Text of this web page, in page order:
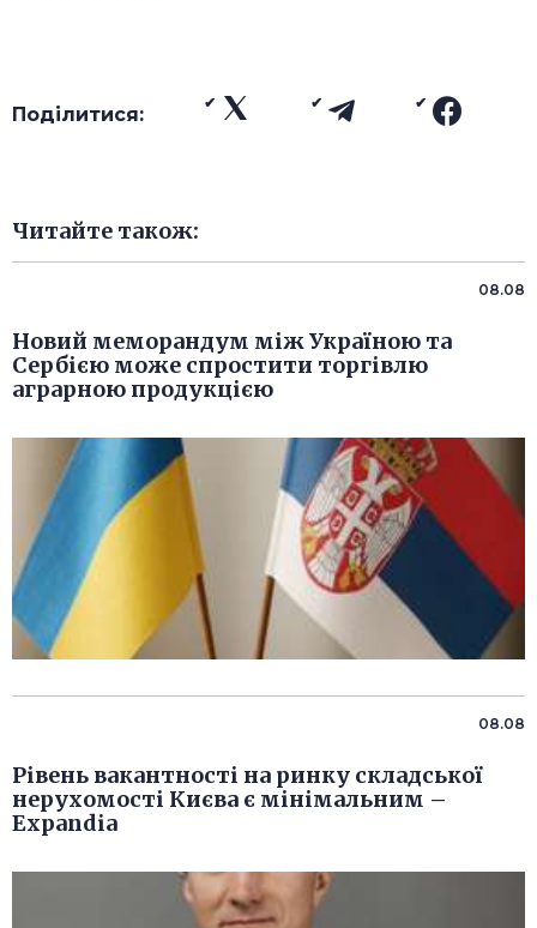
Поділитися:
Читайте також:
08.08
Новий меморандум між Україною та
Сербією може спростити торгівлю
аграрною продукцією
08.08
Рівень вакантності на ринку складської
нерухомості Києва є мінімальним –
Expandia